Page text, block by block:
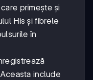
primește și
His și fibrele
în
include